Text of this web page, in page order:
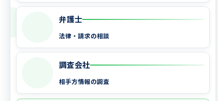
弁護士
法律・請求の相談
調査会社
相手方情報の調査